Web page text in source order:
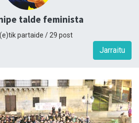
talde feminista
partaide / 29 post
Jarraitu